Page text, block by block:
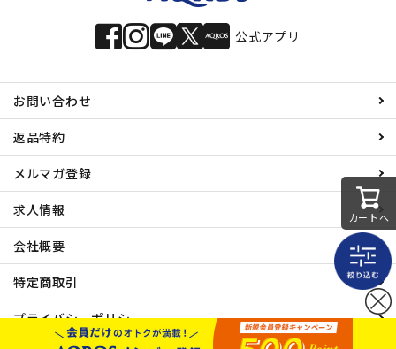
カートへ
公式アプリ
お問い合わせ
返品特約
メルマガ登録
求人情報
会社概要
特定商取引
プライバシーポリシー